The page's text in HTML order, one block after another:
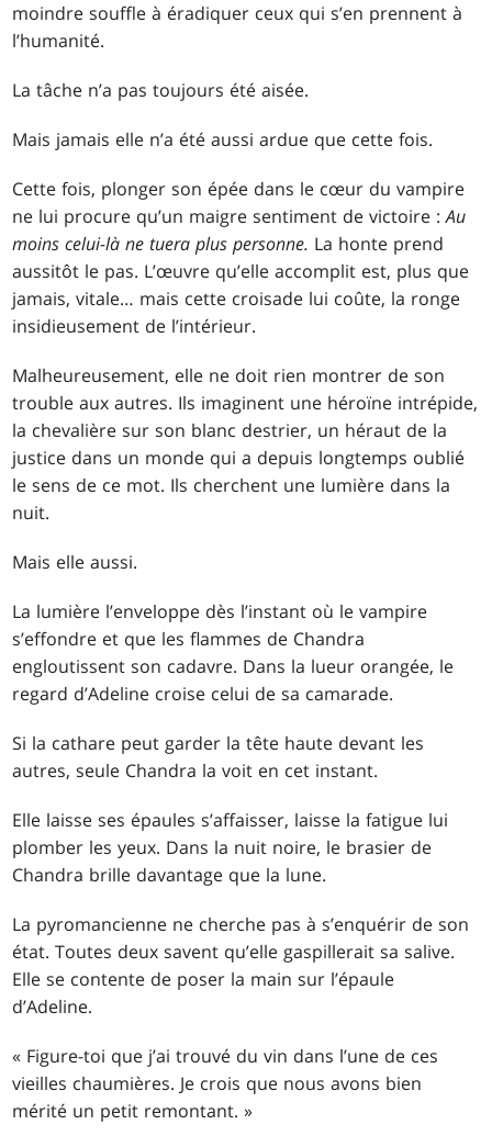
moindre souffle à éradiquer ceux qui s’en prennent à
l’humanité.
La tâche n’a pas toujours été aisée.
Mais jamais elle n’a été aussi ardue que cette fois.
Cette fois, plonger son épée dans le cœur du vampire
ne lui procure qu’un maigre sentiment de victoire :Au
moins celui-là ne tuera plus personne. La honte prend
aussitôt le pas. L’œuvre qu’elle accomplit est, plus que
jamais, vitale… mais cette croisade lui coûte, la ronge
insidieusement de l’intérieur.
Malheureusement, elle ne doit rien montrer de son
trouble aux autres. Ils imaginent une héroïne intrépide,
la chevalière sur son blanc destrier, un héraut de la
justice dans un monde qui a depuis longtemps oublié
le sens de ce mot. Ils cherchent une lumière dans la
nuit.
Mais elle aussi.
La lumière l’enveloppe dès l’instant où le vampire
s’effondre et que les flammes de Chandra
engloutissent son cadavre. Dans la lueur orangée, le
regard d’Adeline croise celui de sa camarade.
Si la cathare peut garder la tête haute devant les
autres, seule Chandra la voit en cet instant.
Elle laisse ses épaules s’affaisser, laisse la fatigue lui
plomber les yeux. Dans la nuit noire, le brasier de
Chandra brille davantage que la lune.
La pyromancienne ne cherche pas à s’enquérir de son
état. Toutes deux savent qu’elle gaspillerait sa salive.
Elle se contente de poser la main sur l’épaule
d’Adeline.
« Figure-toi que j’ai trouvé du vin dans l’une de ces
vieilles chaumières. Je crois que nous avons bien
mérité un petit remontant. »